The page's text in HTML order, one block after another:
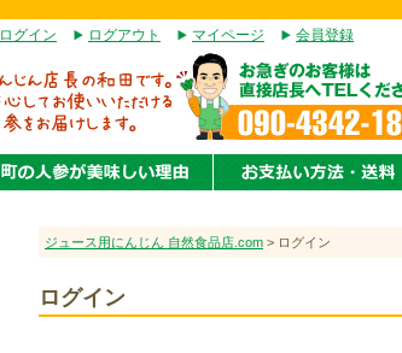
ログイン ログアウト マイページ 会員登録
ジュース用にんじん 自然食品店.com > ログイン
ログイン